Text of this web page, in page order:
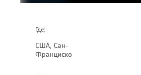
Где:
США, Сан-
Франциско